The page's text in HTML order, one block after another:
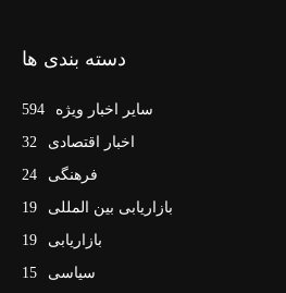
دسته بندی ها
سایر اخبار ویژه
594
اخبار اقتصادی
32
فرهنگی
24
بازاریابی بین المللی
19
بازاریابی
19
سیاسی
15